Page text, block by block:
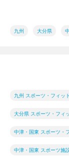
九州 大分県
九州 スポーツ・フィッ
大分県 スポーツ・フィ
中津・国東 スポーツ・
中津・国東 スポーツ施